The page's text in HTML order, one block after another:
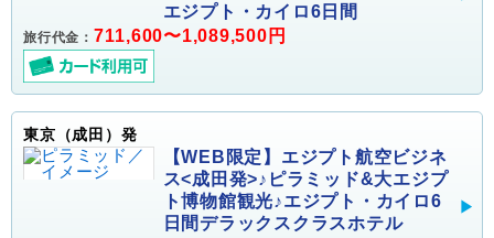
エジプト・カイロ6日間
旅行代金： 711,600〜1,089,500円
東京（成田）発
【WEB限定】エジプト航空ビジネ
ス<成田発>♪ピラミッド&大エジプ
ト博物館観光♪エジプト・カイロ6
日間デラックスクラスホテル